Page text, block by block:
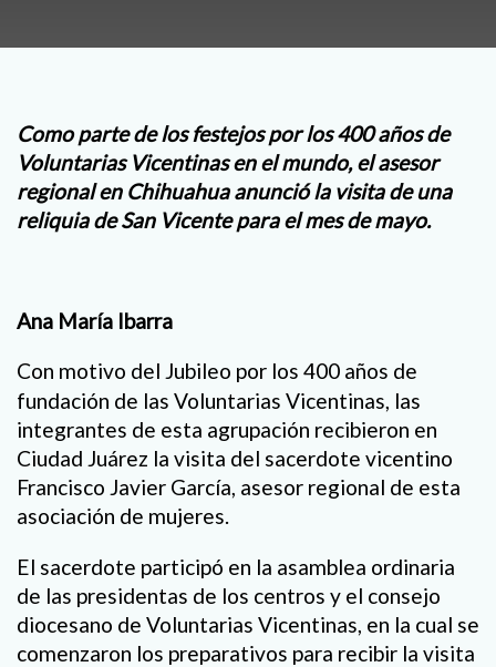
Como parte de los festejos por los 400 años de
Voluntarias Vicentinas en el mundo, el asesor
regional en Chihuahua anunció la visita de una
reliquia de San Vicente para el mes de mayo.
Ana María Ibarra
Con motivo del Jubileo por los 400 años de
fundación de las Voluntarias Vicentinas, las
integrantes de esta agrupación recibieron en
Ciudad Juárez la visita del sacerdote vicentino
Francisco Javier García, asesor regional de esta
asociación de mujeres.
El sacerdote participó en la asamblea ordinaria
de las presidentas de los centros y el consejo
diocesano de Voluntarias Vicentinas, en la cual se
comenzaron los preparativos para recibir la visita